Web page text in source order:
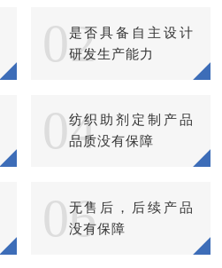
02是否具备自主设计
研发生产能力
04
纺织助剂定制产品
品质没有保障
06无售后，后续产品
没有保障